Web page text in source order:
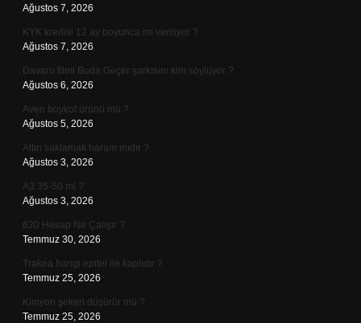
Ağustos 7, 2026
KYK kredisi 12 ay boyunca mı veriliyor ?
Ağustos 7, 2026
Davaro filmi Buda Geçer şarkısını kim söylüyor ?
Ağustos 6, 2026
Aven boykot ürünü mü ?
Ağustos 5, 2026
Altın saklamak haram mıdır ?
Ağustos 3, 2026
A3 35-50 mi ?
Ağustos 3, 2026
620 Hesap Ne Çalışır ?
Temmuz 30, 2026
Trakea hangi epitel ile kaplıdır ?
Temmuz 25, 2026
Kimyon şekeri düşürür mü ?
Temmuz 25, 2026